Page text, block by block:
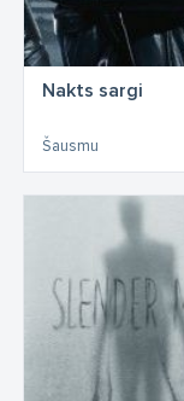
Nakts sargi
Šausmu